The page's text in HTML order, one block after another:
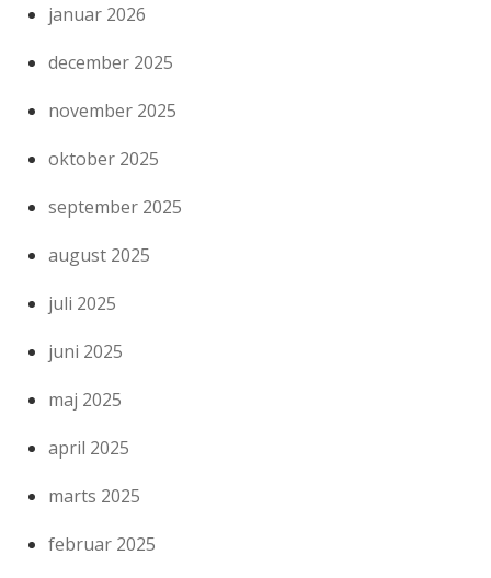
januar 2026
december 2025
november 2025
oktober 2025
september 2025
august 2025
juli 2025
juni 2025
maj 2025
april 2025
marts 2025
februar 2025